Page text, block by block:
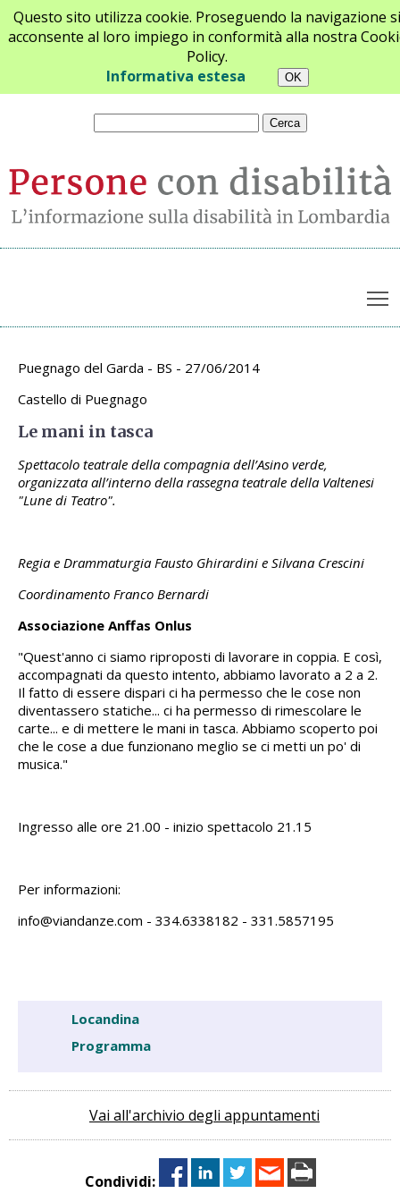
Questo sito utilizza cookie. Proseguendo la navigazione si
acconsente al loro impiego in conformità alla nostra
Policy.
Informativa estesa
Chi siamo Newsletter Contatti
Archivio appuntamenti
Puegnago del Garda - BS - 27/06/2014
Castello di Puegnago
Le mani in tasca
Spettacolo teatrale della compagnia dell’Asino verde,
organizzata all’interno della rassegna teatrale della Valtenesi
"Lune di Teatro".
Regia e Drammaturgia Fausto Ghirardini e Silvana Crescini
Coordinamento Franco Bernardi
Associazione Anffas Onlus
"Quest'anno ci siamo riproposti di lavorare in coppia. E così,
accompagnati da questo intento, abbiamo lavorato a 2 a 2.
Il fatto di essere dispari ci ha permesso che le cose non
diventassero statiche... ci ha permesso di rimescolare le
carte... e di mettere le mani in tasca. Abbiamo scoperto poi
che le cose a due funzionano meglio se ci metti un po' di
musica."
Ingresso alle ore 21.00 - inizio spettacolo 21.15
Per informazioni:
info@viandanze.com - 334.6338182 - 331.5857195
Locandina
Programma
Vai all'archivio degli appuntamenti
Condividi: